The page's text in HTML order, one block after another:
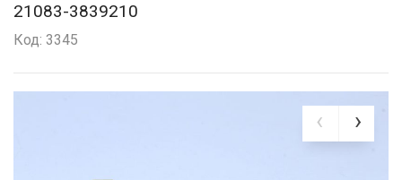
21083-3839210
Код: 3345